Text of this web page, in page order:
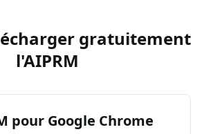
gratuitement
l'AIPRM
pour Google Chrome